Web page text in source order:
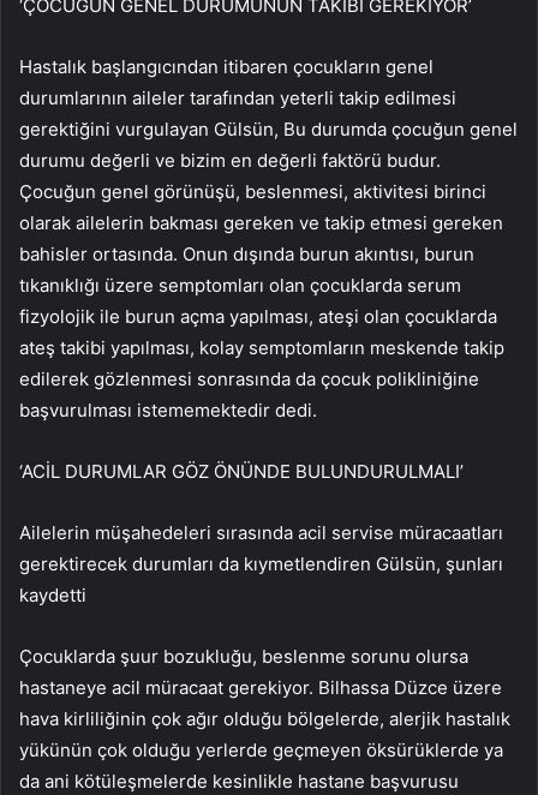
‘ÇOCUĞUN GENEL DURUMUNUN TAKİBİ GEREKİYOR’
Hastalık başlangıcından itibaren çocukların genel
durumlarının aileler tarafından yeterli takip edilmesi
gerektiğini vurgulayan Gülsün, Bu durumda çocuğun genel
durumu değerli ve bizim en değerli faktörü budur.
Çocuğun genel görünüşü, beslenmesi, aktivitesi birinci
olarak ailelerin bakması gereken ve takip etmesi gereken
bahisler ortasında. Onun dışında burun akıntısı, burun
tıkanıklığı üzere semptomları olan çocuklarda serum
fizyolojik ile burun açma yapılması, ateşi olan çocuklarda
ateş takibi yapılması, kolay semptomların meskende takip
edilerek gözlenmesi sonrasında da çocuk polikliniğine
başvurulması istememektedir dedi.
‘ACİL DURUMLAR GÖZ ÖNÜNDE BULUNDURULMALI’
Ailelerin müşahedeleri sırasında acil servise müracaatları
gerektirecek durumları da kıymetlendiren Gülsün, şunları
kaydetti
Çocuklarda şuur bozukluğu, beslenme sorunu olursa
hastaneye acil müracaat gerekiyor. Bilhassa Düzce üzere
hava kirliliğinin çok ağır olduğu bölgelerde, alerjik hastalık
yükünün çok olduğu yerlerde geçmeyen öksürüklerde ya
da ani kötüleşmelerde kesinlikle hastane başvurusu